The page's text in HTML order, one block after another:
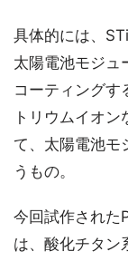
具体的には、
太陽電池モジュ
コーティングす
トリウムイオ
て、太陽電池モ
うもの。
今回試作された
は、酸化チタン